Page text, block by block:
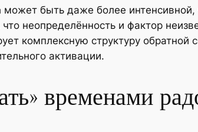
может быть даже более
неопределённость и фактор
комплексную структуру
активации.
временами